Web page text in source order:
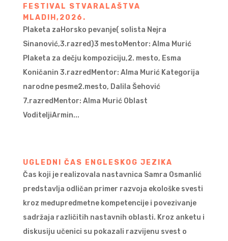
FESTIVAL STVARALAŠTVA
MLADIH,2026.
Plaketa zaHorsko pevanje( solista Nejra
Sinanović,3.razred)3 mestoMentor: Alma Murić
Plaketa za dečju kompoziciju,2. mesto, Esma
Koničanin 3.razredMentor: Alma Murić Kategorija
narodne pesme2.mesto, Dalila Šehović
7.razredMentor: Alma Murić Oblast
VoditeljiArmin...
UGLEDNI ČAS ENGLESKOG JEZIKA
Čas koji je realizovala nastavnica Samra Osmanlić
predstavlja odličan primer razvoja ekološke svesti
kroz međupredmetne kompetencije i povezivanje
sadržaja različitih nastavnih oblasti. Kroz anketu i
diskusiju učenici su pokazali razvijenu svest o